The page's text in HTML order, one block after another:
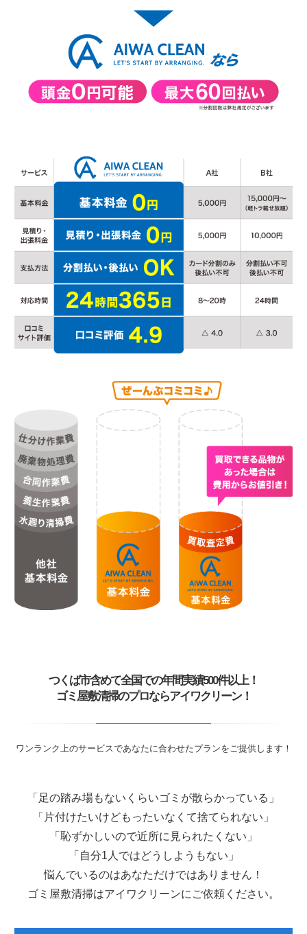
つくば市含めて全国での年間実績500件以上！
ゴミ屋敷清掃のプロならアイワクリーン！
ワンランク上のサービスであなたに合わせたプランをご提供します！
「足の踏み場もないくらいゴミが散らかっている」
「片付けたいけどもったいなくて捨てられない」
「恥ずかしいので近所に見られたくない」
「自分1人ではどうしようもない」
悩んでいるのはあなただけではありません！
ゴミ屋敷清掃はアイワクリーンにご依頼ください。